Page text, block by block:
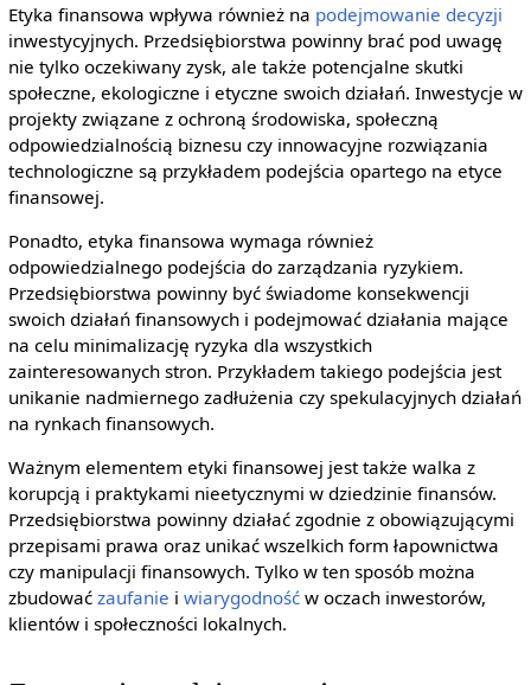
Etyka finansowa wpływa również na podejmowanie decyzji
inwestycyjnych. Przedsiębiorstwa powinny brać pod uwagę
nie tylko oczekiwany zysk, ale także potencjalne skutki
społeczne, ekologiczne i etyczne swoich działań. Inwestycje w
projekty związane z ochroną środowiska, społeczną
odpowiedzialnością biznesu czy innowacyjne rozwiązania
technologiczne są przykładem podejścia opartego na etyce
finansowej.
Ponadto, etyka finansowa wymaga również
odpowiedzialnego podejścia do zarządzania ryzykiem.
Przedsiębiorstwa powinny być świadome konsekwencji
swoich działań finansowych i podejmować działania mające
na celu minimalizację ryzyka dla wszystkich
zainteresowanych stron. Przykładem takiego podejścia jest
unikanie nadmiernego zadłużenia czy spekulacyjnych działań
na rynkach finansowych.
Ważnym elementem etyki finansowej jest także walka z
korupcją i praktykami nieetycznymi w dziedzinie finansów.
Przedsiębiorstwa powinny działać zgodnie z obowiązującymi
przepisami prawa oraz unikać wszelkich form łapownictwa
czy manipulacji finansowych. Tylko w ten sposób można
zbudować zaufanie i wiarygodnośćw oczach inwestorów,
klientów i społeczności lokalnych.